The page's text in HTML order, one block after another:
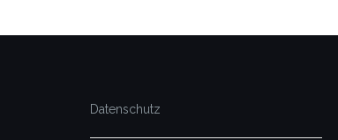
Datenschutz